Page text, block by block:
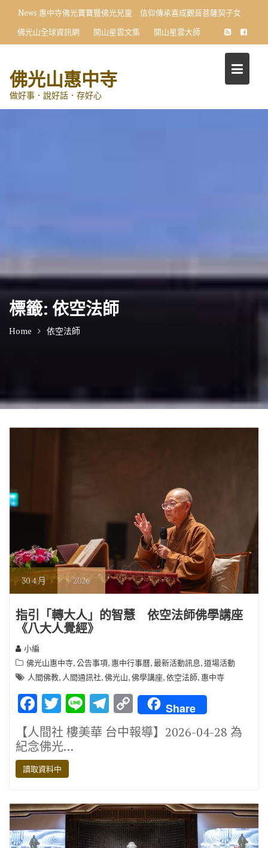
content
News 惠中寺佛光寶寶暨佛光兒童 信仰傳承喜成觀音菩薩契子女
佛光山全球資訊網
開山星雲文集 開山星雲大師
佛光山惠中寺
做好事．說好話．存好心
標籤: 依空法師
Home 依空法師
304 月 2026
指引「轉大人」的智慧 依空法師佛學講座
《八大人覺經》
小編
佛光山惠中寺,公告事項, 惠中行事曆,最新活動訊息,道場活動
人間佛教, 人間通訊社,佛光山,佛學講座,依空法師, 惠中寺
F
ac
e
b
o
o
k
T
w
it
te
r
Li
n
e
T
el
e
m
C
o
p
n
k
Share
【人間社 樓美華 台中報導】2026-04-28 為
紀念佛光…
讀取資料中